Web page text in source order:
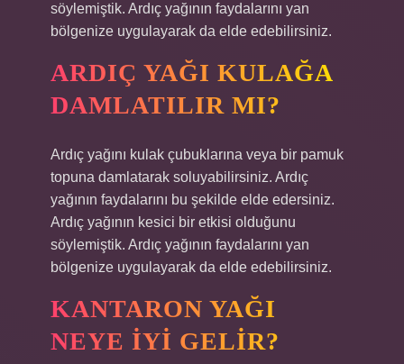
söylemiştik. Ardıç yağının faydalarını yan
bölgenize uygulayarak da elde edebilirsiniz.
ARDIÇ YAĞI KULAĞA
DAMLATILIR MI?
Ardıç yağını kulak çubuklarına veya bir pamuk
topuna damlatarak soluyabilirsiniz. Ardıç
yağının faydalarını bu şekilde elde edersiniz.
Ardıç yağının kesici bir etkisi olduğunu
söylemiştik. Ardıç yağının faydalarını yan
bölgenize uygulayarak da elde edebilirsiniz.
KANTARON YAĞI
NEYE IYI GELIR?